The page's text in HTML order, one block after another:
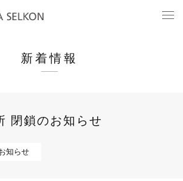
新着情報
閉鎖のお知らせ
知らせ